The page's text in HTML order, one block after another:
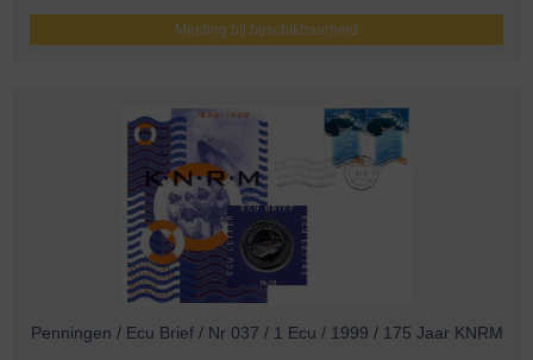
Melding bij beschikbaarheid
Penningen / Ecu Brief / Nr 037 / 1 Ecu / 1999 / 175 Jaar KNRM